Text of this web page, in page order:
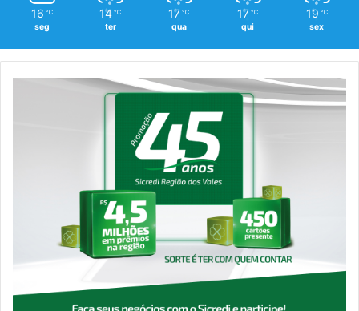
16 ℃
seg
14 ℃
ter
17 ℃
qua
17 ℃
qui
19 ℃
sex